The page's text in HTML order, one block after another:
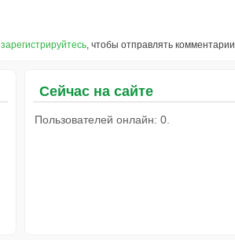
зарегистрируйтесь , чтобы отправлять комментарии
Сейчас на сайте
Пользователей онлайн: 0.